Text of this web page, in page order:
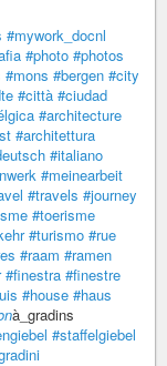
#mywork_docnl
#photo #photos
#mons #bergen #city
#città #ciudad
#architecture
#architettura
#italiano
#meinearbeit
#travels #journey
#toerisme
#turismo #rue
#raam #ramen
#finestra #finestre
#house #haus
à_gradins
#staffelgiebel